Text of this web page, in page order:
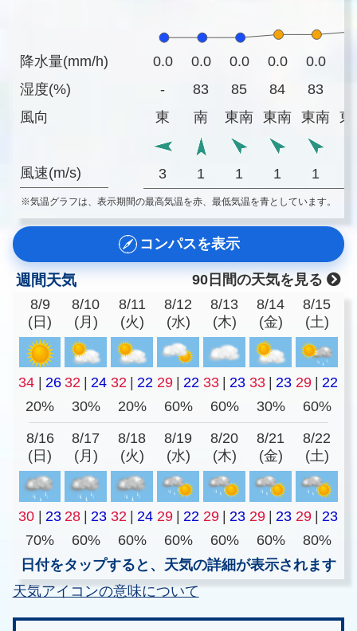
降水量(mm/h)
湿度(%)
風向
風速(m/s)
0.0 0.0 0.0 0.0 0.0
-
83 85 84 83
東
南 東南 東南 東南 東
3 1 1 1 1
※気温グラフは、表示期間の最高気温を赤、最低気温を青としています。
コンパスを表示
週間天気
90日間の天気を見る
8/9
(日)
8/10
(月)
8/11
(火)
8/12
(水)
8/13
(木)
8/14
(金)
8/15
(土)
34 26 32 24 32 22 29 22 33 23 33 23 29
22
20%
30% 20% 60% 60% 30% 60%
8/16
(日)
8/17
(月)
8/18
(火)
8/19
(水)
8/20
(木)
8/21
(金)
8/22
(土)
30 23 28 23 32 24 29 22 29 23 29 23 29
23
70%
60% 60% 60% 60% 60%
80%
日付をタップすると、天気の詳細が表示されます
天気アイコンの意味について